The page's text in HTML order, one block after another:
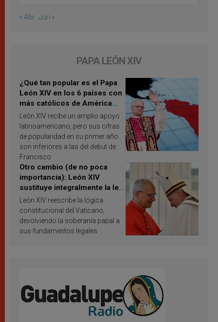
« Abr Jun »
PAPA LEÓN XIV
¿Qué tan popular es el Papa
León XIV en los 6 países con
más católicos de América
Latina en 2026? Publican
resultados de investigación
León XIV recibe un amplio apoyo
latinoamericano, pero sus cifras
de popularidad en su primer año
son inferiores a las del debut de
Francisco
Otro cambio (de no poca
importancia): León XIV
sustituye integralmente la ley
vaticana de Papa Francisco
León XIV reescribe la lógica
constitucional del Vaticano,
devolviendo la soberanía papal a
sus fundamentos legales